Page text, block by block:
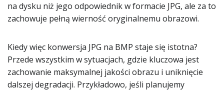
na dysku niż jego odpowiednik w formacie JPG, ale za to
zachowuje pełną wierność oryginalnemu obrazowi.
Kiedy więc konwersja JPG na BMP staje się istotna?
Przede wszystkim w sytuacjach, gdzie kluczowa jest
zachowanie maksymalnej jakości obrazu i uniknięcie
dalszej degradacji. Przykładowo, jeśli planujemy